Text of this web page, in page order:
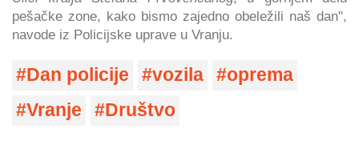
pešačke zone, kako bismo zajedno obeležili naš dan",
navode iz Policijske uprave u Vranju.
Dan policije vozila
oprema
Vranje
Društvo